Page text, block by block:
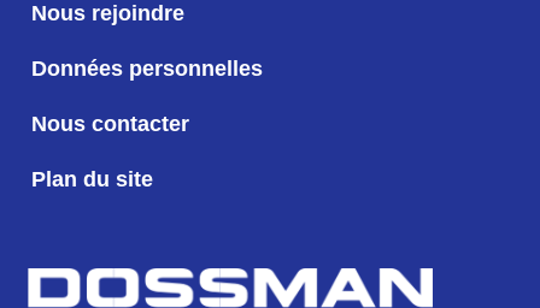
Nous rejoindre
Données personnelles
Nous contacter
Plan du site